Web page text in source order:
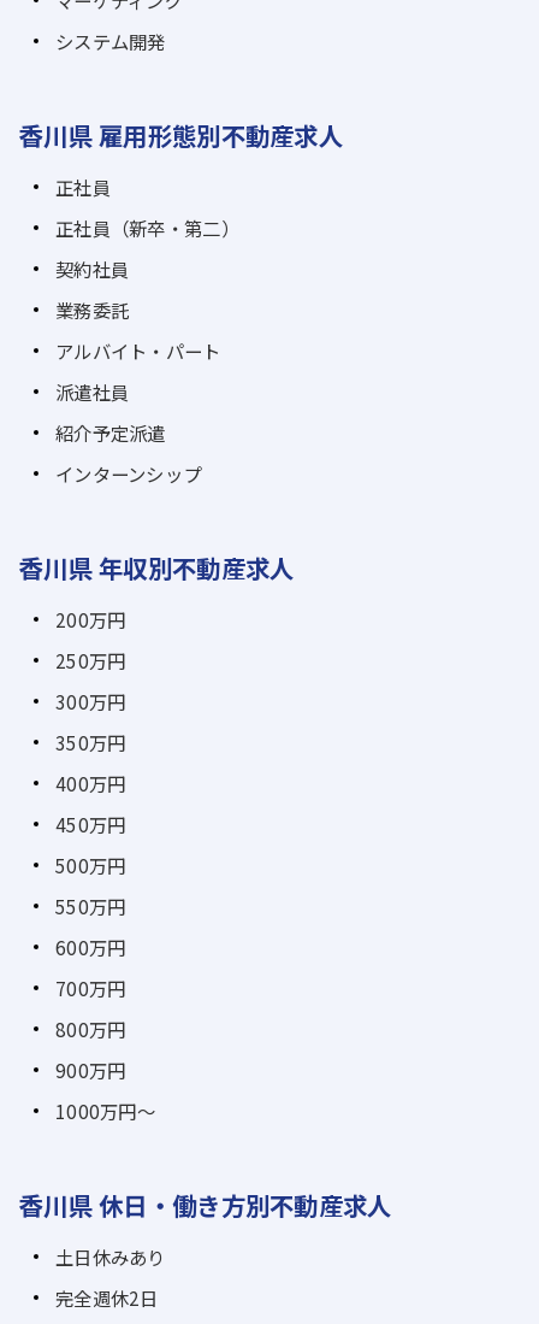
システム開発
香川県 雇用形態別不動産求人
正社員
正社員（新卒・第二）
契約社員
業務委託
アルバイト・パート
派遣社員
紹介予定派遣
インターンシップ
香川県 年収別不動産求人
200万円
250万円
300万円
350万円
400万円
450万円
500万円
550万円
600万円
700万円
800万円
900万円
1000万円～
香川県 休日・働き方別不動産求人
土日休みあり
完全週休2日